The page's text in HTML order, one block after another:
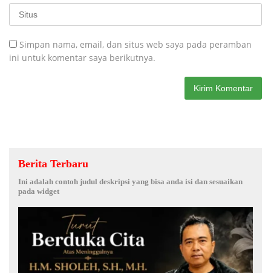
Simpan nama, email, dan situs web saya pada peramban
ini untuk komentar saya berikutnya.
Berita Terbaru
Ini adalah contoh judul deskripsi yang bisa anda isi dan sesuaikan
pada widget